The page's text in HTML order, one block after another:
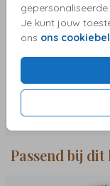
Je kunt jouw
ons ons
Passend bij